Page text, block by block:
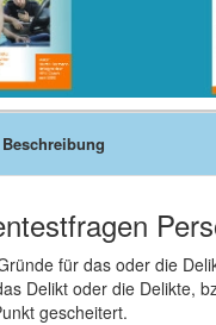
für das oder die
Delikt oder die Delikte,
gescheitert.